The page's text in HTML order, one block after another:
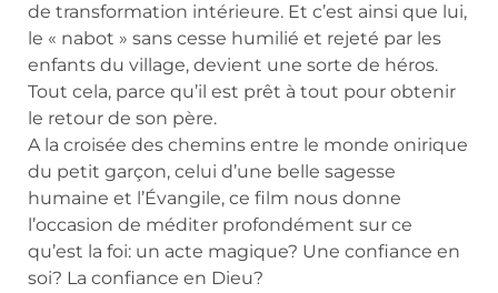
de transformation intérieure. Et c’est ainsi que lui,
le « nabot » sans cesse humilié et rejeté par les
enfants du village, devient une sorte de héros.
Tout cela, parce qu’il est prêt à tout pour obtenir
le retour de son père.
A la croisée des chemins entre le monde onirique
du petit garçon, celui d’une belle sagesse
humaine et l’Évangile, ce film nous donne
l’occasion de méditer profondément sur ce
qu’est la foi: un acte magique? Une confiance en
soi? La confiance en Dieu?